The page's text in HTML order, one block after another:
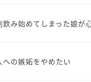
あります。
雰囲気や対応に苦しさ
に入れても良いと思いま
験してからの転職は全
なんて決めずに、ちょ
るところからはじめて
飲み始めてしまった娘が
への嫉妬をやめたい